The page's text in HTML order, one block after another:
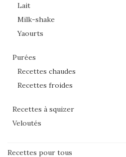
Lait
Milk-shake
Yaourts
Purées
Recettes chaudes
Recettes froides
Recettes à squizer
Veloutés
Recettes pour tous